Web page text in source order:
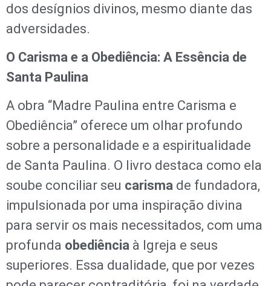
dos desígnios divinos, mesmo diante das
adversidades.
O Carisma e a Obediência: A Essência de
Santa Paulina
A obra “Madre Paulina entre Carisma e
Obediência” oferece um olhar profundo
sobre a personalidade e a espiritualidade
de Santa Paulina. O livro destaca como ela
soube conciliar seu carisma de fundadora,
impulsionada por uma inspiração divina
para servir os mais necessitados, com uma
profunda obediência à Igreja e seus
superiores. Essa dualidade, que por vezes